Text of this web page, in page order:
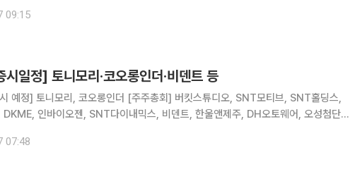
프텍 주식 492만446주를 인수한다. 인수 금
09:15
시일정] 토니모리·코오롱인더·비덴트 등
, 코오롱인더 [주주총회] 버킷스튜디오, SNT모티브, SNT홀딩스,
인바이오젠, SNT다이내믹스, 비덴트, 한울앤제주, DH오토웨어, 오성첨단소
07:48